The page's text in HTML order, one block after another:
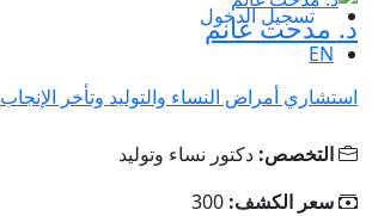
تسجيل الدخول
EN
د. مدحت غانم
استشاري أمراض النساء والتوليد وتأخر الإنجاب
التخصص: دكتور نساء وتوليد
سعر الكشف: 300